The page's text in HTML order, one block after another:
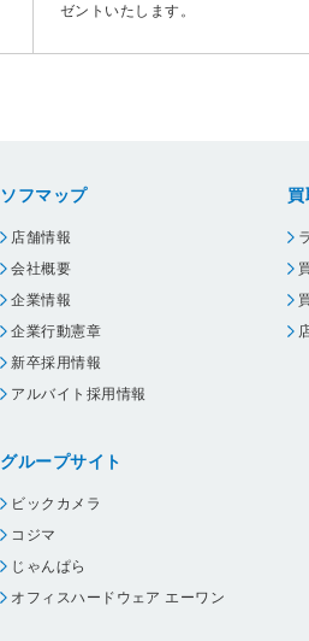
ゼントいたします。
ソフマップ
店舗情報
会社概要
企業情報
企業行動憲章
新卒採用情報
アルバイト採用情報
グループサイト
ビックカメラ
コジマ
じゃんぱら
オフィスハードウェア エーワン
買